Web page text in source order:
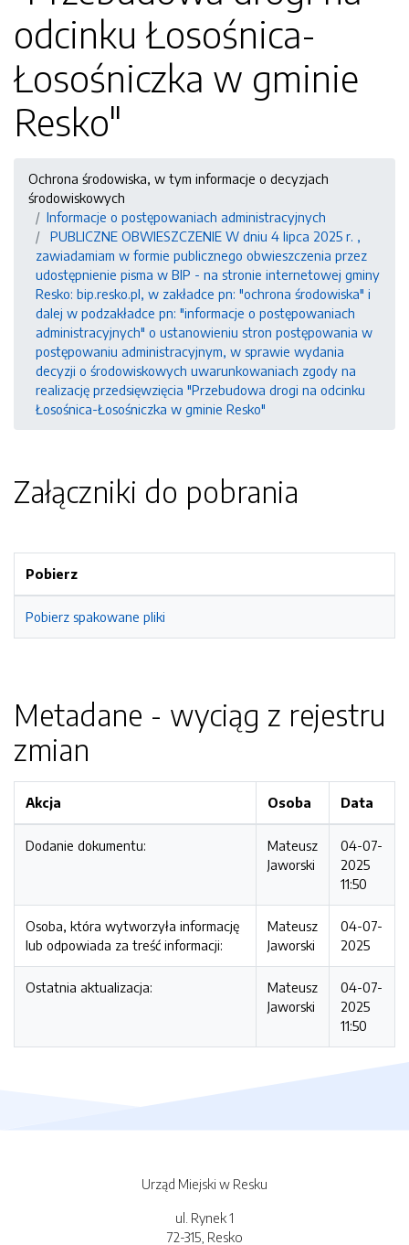
odcinku Łosośnica-
Łosośniczka w gminie
Resko"
Ochrona środowiska, w tym informacje o decyzjach
środowiskowych
Informacje o postępowaniach administracyjnych
PUBLICZNE OBWIESZCZENIE W dniu 4 lipca 2025 r. ,
zawiadamiam w formie publicznego obwieszczenia przez
udostępnienie pisma w BIP - na stronie internetowej gminy
Resko: bip.resko.pl, w zakładce pn: "ochrona środowiska" i
dalej w podzakładce pn: "informacje o postępowaniach
administracyjnych" o ustanowieniu stron postępowania w
postępowaniu administracyjnym, w sprawie wydania
decyzji o środowiskowych uwarunkowaniach zgody na
realizację przedsięwzięcia "Przebudowa drogi na odcinku
Łosośnica-Łosośniczka w gminie Resko"
Załączniki do pobrania
Pobierz
Pobierz spakowane pliki
Metadane - wyciąg z rejestru
zmian
Akcja Osoba Data
Dodanie dokumentu:
Mateusz
Jaworski
04-07-
2025
11:50
Osoba, która wytworzyła informację
lub odpowiada za treść informacji:
Mateusz
Jaworski
04-07-
2025
Ostatnia aktualizacja:
Mateusz
Jaworski
04-07-
2025
11:50
Urząd Miejski w Resku
ul. Rynek 1
72-315, Resko